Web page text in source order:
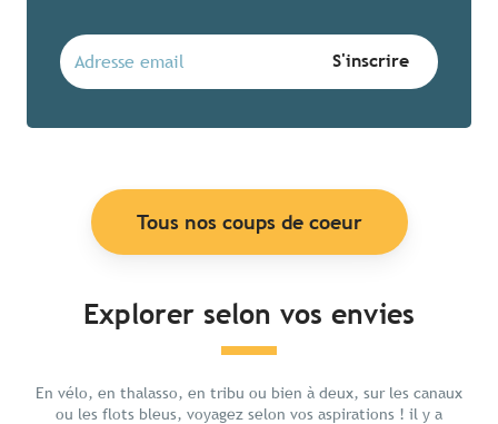
Tous nos coups de coeur
Explorer selon vos envies
En vélo, en thalasso, en tribu ou bien à deux, sur les canaux
ou les flots bleus, voyagez selon vos aspirations ! il y a